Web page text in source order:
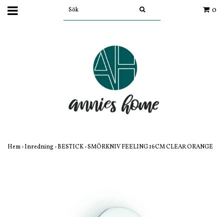
0
Hem›Inredning ›BESTICK›SMÖRKNIV FEELING 16CM CLEAR ORANGE